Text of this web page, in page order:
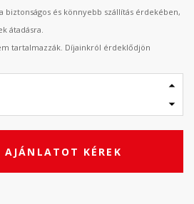
és könnyebb szállítás érdekében,
átadásra.
tartalmazzák. Díjainkról érdeklődjön
AJÁNLATOT KÉREK